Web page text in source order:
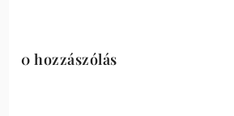
0 hozzászólás